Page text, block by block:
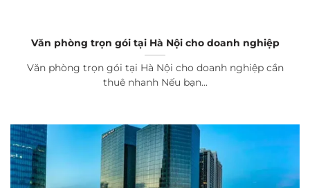
Văn phòng trọn gói tại Hà Nội cho doanh nghiệp
Văn phòng trọn gói tại Hà Nội cho doanh nghiệp cần
thuê nhanh Nếu bạn...